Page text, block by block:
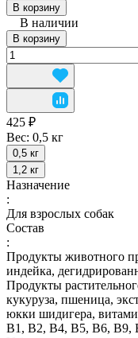
В корзину
В наличии
В корзину
425 ₽
Вес: 0,5 кг
0,5 кг
1,2 кг
Назначение
:
Для взрослых собак
Состав
:
Продукты животного
индейка,
Продукты
кукуруза, пшеница,
юкки шидигера,
В1, В2, В4, В5, В6, В9,